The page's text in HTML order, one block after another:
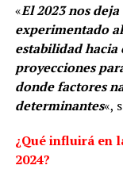
«El 2023 nos
experimentado
estabilidad hacia
proyecciones
donde factores
determinantes«,
¿Qué influirá en
2024?